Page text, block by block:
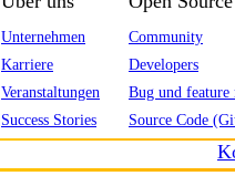
Unternehmen
Karriere
Veranstaltungen
Success Stories
Community
Developers
Bug und feature
Source Code